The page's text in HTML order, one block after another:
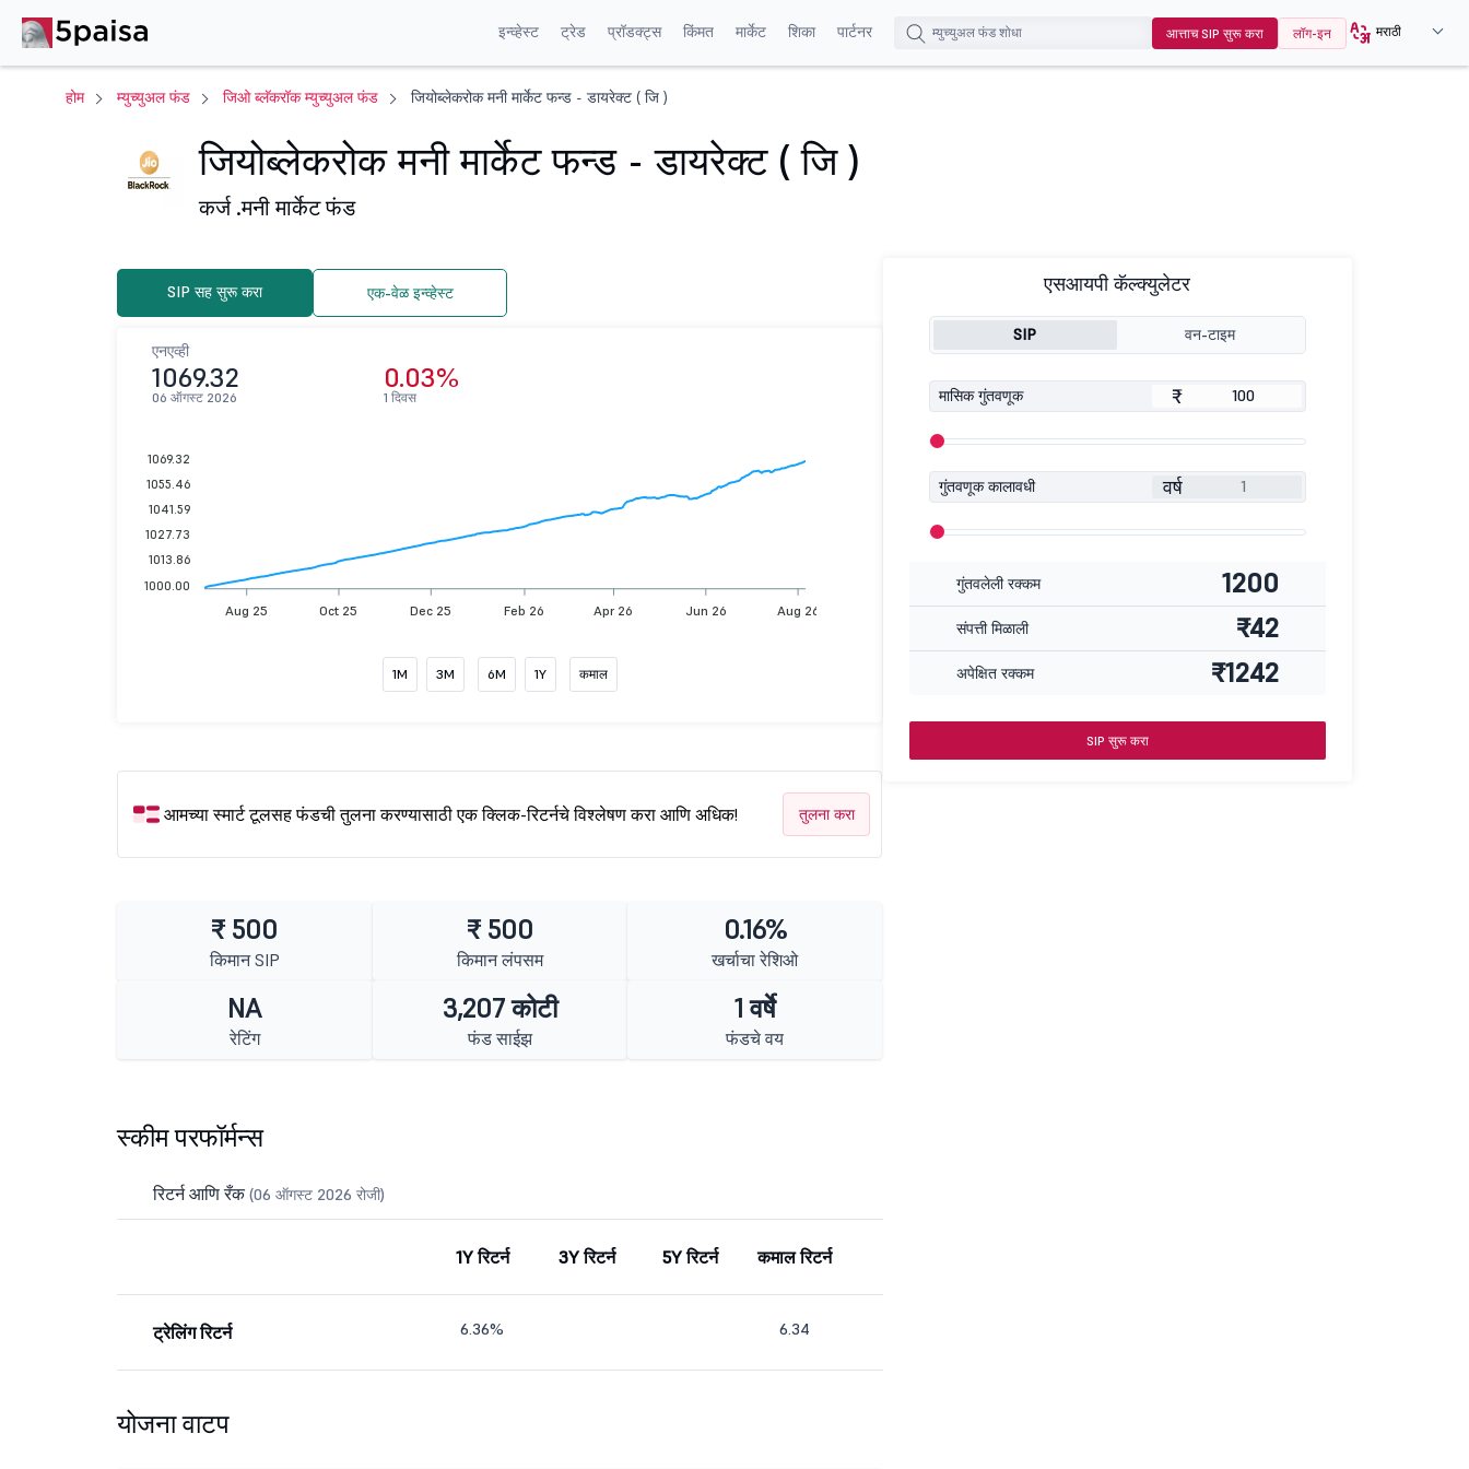
इन्व्हेस्ट ट्रेड प्रॉडक्ट्स किंमत मार्केट शिका पार्टनर आत्ताच SIP सुरू करा लॉग-इन मराठी
होम म्युच्युअल फंड जिओ ब्लॅकरॉक म्युच्युअल फंड जियोब्लेकरोक मनी मार्केट फन्ड - डायरेक्ट ( जि )
जियोब्लेकरोक मनी मार्केट फन्ड - डायरेक्ट ( जि )
कर्ज .मनी मार्केट फंड
SIP सह सुरू करा एक-वेळ इन्व्हेस्ट
एनएव्ही
1069.32
06 ऑगस्ट 2026
0.03%
1 दिवस
Aug 25 Oct 25 Dec 25 Feb 26 Apr 26 Jun 26 Aug 26
1069.32
1055.46
1041.59
1027.73
1013.86
1000.00
1M 3M 6M 1Y कमाल
आमच्या स्मार्ट टूलसह फंडची तुलना करण्यासाठी एक क्लिक-रिटर्नचे विश्लेषण करा आणि अधिक! तुलना करा
₹ 500
किमान SIP
₹ 500
किमान लंपसम
0.16%
खर्चाचा रेशिओ
NA
रेटिंग
3,207 कोटी
फंड साईझ
1 वर्षे
फंडचे वय
स्कीम परफॉर्मन्स
रिटर्न आणि रँक(06 ऑगस्ट 2026 रोजी)
1Y रिटर्न 3Y रिटर्न 5Y रिटर्न कमाल रिटर्न
ट्रेलिंग रिटर्न 6.36% 6.34
योजना वाटप
एसआयपी कॅल्क्युलेटर
SIP वन-टाइम
मासिक गुंतवणूक ₹
गुंतवणूक कालावधी वर्ष
गुंतवलेली रक्कम 1200
संपत्ती मिळाली ₹42
अपेक्षित रक्कम ₹1242
SIP सुरू करा